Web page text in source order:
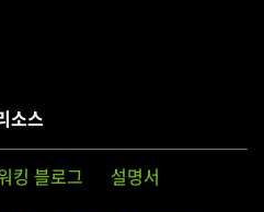
소스
킹 블로그 설명서